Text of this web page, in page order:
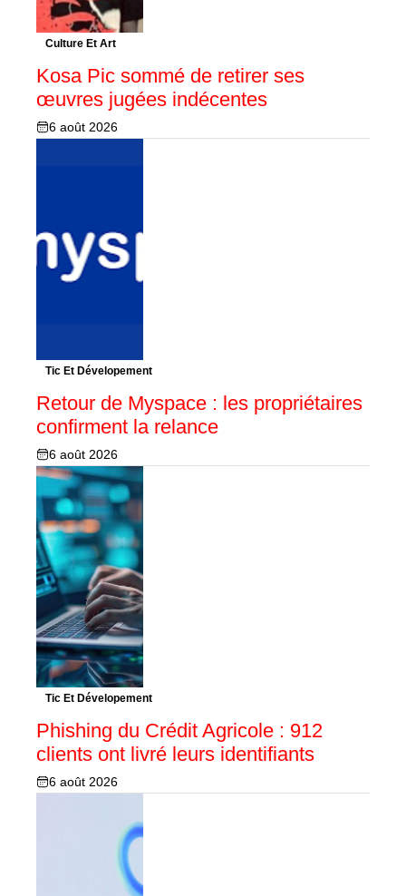
Culture Et Art
Kosa Pic sommé de retirer ses
œuvres jugées indécentes
6 août 2026
Tic Et Dévelopement
Retour de Myspace : les propriétaires
confirment la relance
6 août 2026
Tic Et Dévelopement
Phishing du Crédit Agricole : 912
clients ont livré leurs identifiants
6 août 2026